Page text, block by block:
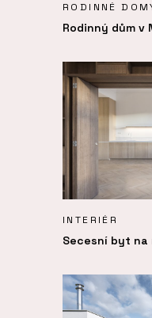
RODINNÉ
Rodinný dům v
INTERIÉR
Secesní byt na